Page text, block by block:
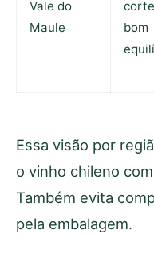
Vale do
Maule
bom
Essa visão por
o vinho chileno
Também evita
pela embalagem.